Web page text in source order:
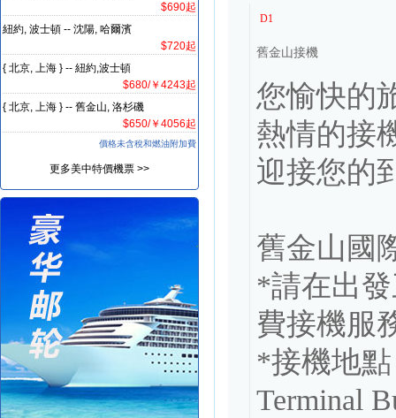
$690起
紐約, 波士頓 -- 沈陽, 哈爾濱
$720起
{ 北京, 上海 } -- 紐約,波士頓
$680/￥4243起
{ 北京, 上海 } -- 舊金山, 洛杉磯
$650/￥4056起
價格未含稅和燃油附加費
更多美中特價機票 >>
D1
舊金山接機
您愉快的
熱情的接
迎接您的
舊金山國
*請在出
費接機服
*接機地點
Terminal